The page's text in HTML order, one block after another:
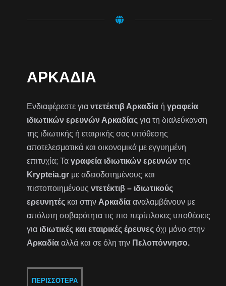
ΑΡΚΑΔΊΑ
Ενδιαφέρεστε γιαντετέκτιβ Αρκαδία ήγραφεία
ιδιωτικών ερευνών Αρκαδίας για τη διαλεύκανση
της ιδιωτικής ή εταιρικής σας υπόθεσης
αποτελεσματικά και οικονομικά με εγγυημένη
επιτυχία; Ταγραφεία ιδιωτικών ερευνών της
Krypteia.gr με αδειοδοτημένους και
πιστοποιημένουςντετέκτιβ – ιδιωτικούς
ερευνητές και στην Αρκαδία αναλαμβάνουν με
απόλυτη σοβαρότητα τις πιο περίπλοκες υποθέσεις
για ιδιωτικές και εταιρικές έρευνες όχι μόνο στην
Αρκαδία αλλά και σε όλη την Πελοπόννησο.
ΠΕΡΙΣΣΌΤΕΡΑ